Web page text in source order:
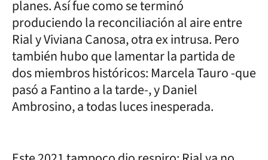
planes. Así fue como se terminó
produciendo la reconciliación al aire entre
Rial y Viviana Canosa, otra ex intrusa. Pero
también hubo que lamentar la partida de
dos miembros históricos: Marcela Tauro -que
pasó a Fantino a la tarde-, y Daniel
Ambrosino, a todas luces inesperada.